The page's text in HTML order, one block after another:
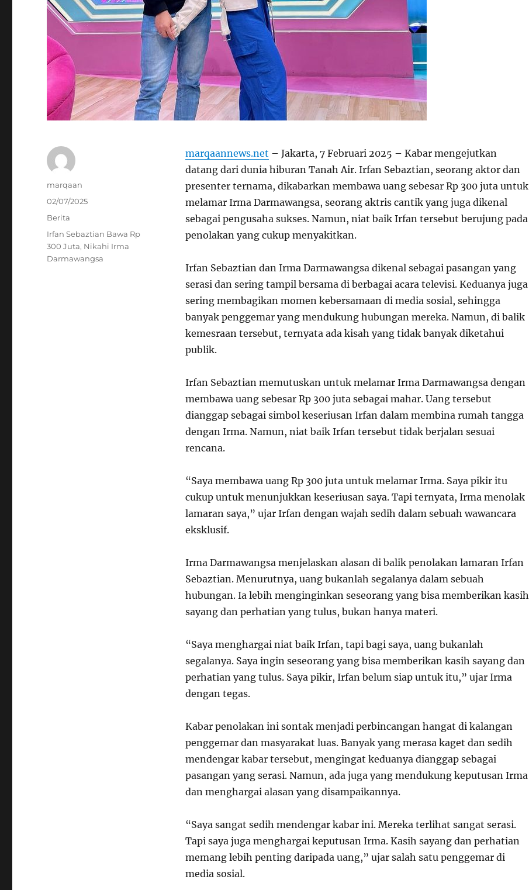
marqaannews.net – Jakarta, 7 Februari 2025 – Kabar mengejutkan
datang dari dunia hiburan Tanah Air. Irfan Sebaztian, seorang aktor dan
presenter ternama, dikabarkan membawa uang sebesar Rp 300 juta untuk
melamar Irma Darmawangsa, seorang aktris cantik yang juga dikenal
sebagai pengusaha sukses. Namun, niat baik Irfan tersebut berujung pada
penolakan yang cukup menyakitkan.
Irfan Sebaztian dan Irma Darmawangsa dikenal sebagai pasangan yang
serasi dan sering tampil bersama di berbagai acara televisi. Keduanya juga
sering membagikan momen kebersamaan di media sosial, sehingga
banyak penggemar yang mendukung hubungan mereka. Namun, di balik
kemesraan tersebut, ternyata ada kisah yang tidak banyak diketahui
publik.
Irfan Sebaztian memutuskan untuk melamar Irma Darmawangsa dengan
membawa uang sebesar Rp 300 juta sebagai mahar. Uang tersebut
dianggap sebagai simbol keseriusan Irfan dalam membina rumah tangga
dengan Irma. Namun, niat baik Irfan tersebut tidak berjalan sesuai
rencana.
“Saya membawa uang Rp 300 juta untuk melamar Irma. Saya pikir itu
cukup untuk menunjukkan keseriusan saya. Tapi ternyata, Irma menolak
lamaran saya,” ujar Irfan dengan wajah sedih dalam sebuah wawancara
eksklusif.
Irma Darmawangsa menjelaskan alasan di balik penolakan lamaran Irfan
Sebaztian. Menurutnya, uang bukanlah segalanya dalam sebuah
hubungan. Ia lebih menginginkan seseorang yang bisa memberikan kasih
sayang dan perhatian yang tulus, bukan hanya materi.
“Saya menghargai niat baik Irfan, tapi bagi saya, uang bukanlah
segalanya. Saya ingin seseorang yang bisa memberikan kasih sayang dan
perhatian yang tulus. Saya pikir, Irfan belum siap untuk itu,” ujar Irma
dengan tegas.
Kabar penolakan ini sontak menjadi perbincangan hangat di kalangan
penggemar dan masyarakat luas. Banyak yang merasa kaget dan sedih
mendengar kabar tersebut, mengingat keduanya dianggap sebagai
pasangan yang serasi. Namun, ada juga yang mendukung keputusan Irma
dan menghargai alasan yang disampaikannya.
“Saya sangat sedih mendengar kabar ini. Mereka terlihat sangat serasi.
Tapi saya juga menghargai keputusan Irma. Kasih sayang dan perhatian
memang lebih penting daripada uang,” ujar salah satu penggemar di
media sosial.
Author
marqaan
Posted
02/07/2025
Categories
Berita
Tags
Irfan Sebaztian Bawa Rp
300 Juta, Nikahi Irma
Darmawangsa